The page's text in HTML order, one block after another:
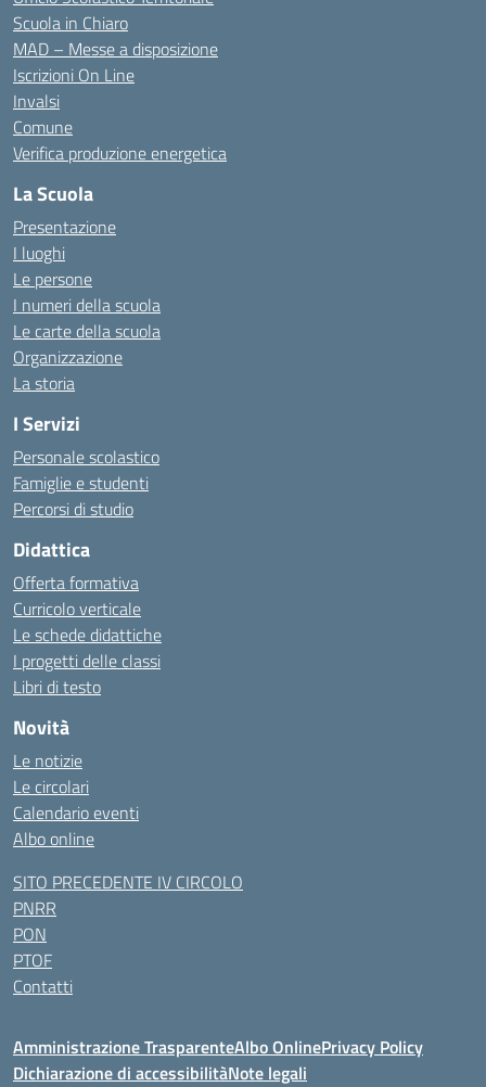
Scuola in Chiaro
MAD – Messe a disposizione
Iscrizioni On Line
Invalsi
Comune
Verifica produzione energetica
La Scuola
Presentazione
I luoghi
Le persone
I numeri della scuola
Le carte della scuola
Organizzazione
La storia
I Servizi
Personale scolastico
Famiglie e studenti
Percorsi di studio
Didattica
Offerta formativa
Curricolo verticale
Le schede didattiche
I progetti delle classi
Libri di testo
Novità
Le notizie
Le circolari
Calendario eventi
Albo online
SITO PRECEDENTE IV CIRCOLO
PNRR
PON
PTOF
Contatti
Amministrazione TrasparenteAlbo OnlinePrivacy Policy
Dichiarazione di accessibilitàNote legali